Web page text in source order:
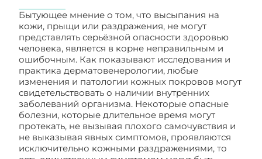
Бытующее мнение о том, что высыпания на
кожи, прыщи или раздражения, не могут
представлять серьёзной опасности здоровью
человека, является в корне неправильным и
ошибочным. Как показывают исследования и
практика дерматовенерологии, любые
изменения и патологии кожных покровов могут
свидетельствовать о наличии внутренних
заболеваний организма. Некоторые опасные
болезни, которые длительное время могут
протекать, не вызывая плохого самочувствия и
не выказывая явных симптомов, проявляются
исключительно кожными раздражениями, то